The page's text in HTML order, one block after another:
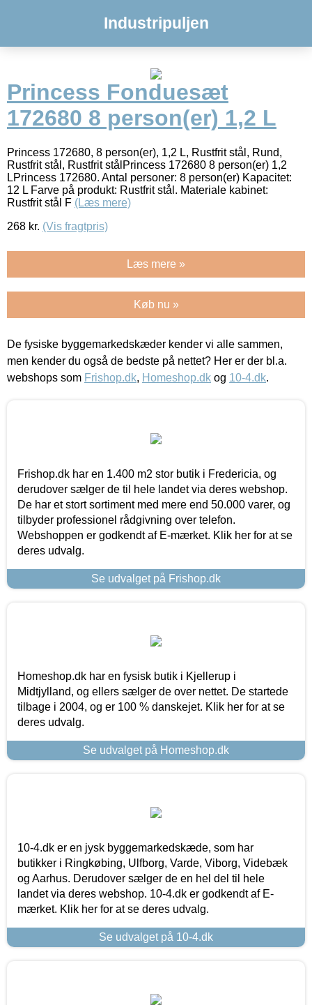
Industripuljen
Princess Fonduesæt
172680 8 person(er) 1,2 L
Princess 172680, 8 person(er), 1,2 L, Rustfrit stål, Rund,
Rustfrit stål, Rustfrit stålPrincess 172680 8 person(er) 1,2
LPrincess 172680. Antal personer: 8 person(er) Kapacitet:
12 L Farve på produkt: Rustfrit stål. Materiale kabinet:
Rustfrit stål F (Læs mere)
268 kr. (Vis fragtpris)
Læs mere »
Køb nu »
De fysiske byggemarkedskæder kender vi alle sammen,
men kender du også de bedste på nettet? Her er der bl.a.
webshops som Frishop.dk, Homeshop.dk og 10-4.dk.
Frishop.dk har en 1.400 m2 stor butik i Fredericia, og
derudover sælger de til hele landet via deres webshop.
De har et stort sortiment med mere end 50.000 varer, og
tilbyder professionel rådgivning over telefon.
Webshoppen er godkendt af E-mærket. Klik her for at se
deres udvalg.
Se udvalget på Frishop.dk
Homeshop.dk har en fysisk butik i Kjellerup i
Midtjylland, og ellers sælger de over nettet. De startede
tilbage i 2004, og er 100 % danskejet. Klik her for at se
deres udvalg.
Se udvalget på Homeshop.dk
10-4.dk er en jysk byggemarkedskæde, som har
butikker i Ringkøbing, Ulfborg, Varde, Viborg, Videbæk
og Aarhus. Derudover sælger de en hel del til hele
landet via deres webshop. 10-4.dk er godkendt af E-
mærket. Klik her for at se deres udvalg.
Se udvalget på 10-4.dk